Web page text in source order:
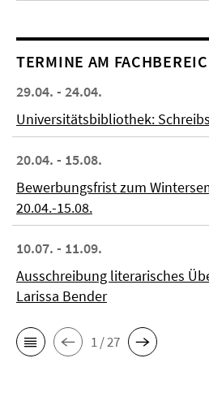
TERMINE AM
29.04. - 24.04.
Universitätsbibliothek:
20.04. - 15.08.
Bewerbungsfrist zum
20.04.-15.08.
10.07. - 11.09.
Ausschreibung literarisches
Larissa Bender
1 / 27